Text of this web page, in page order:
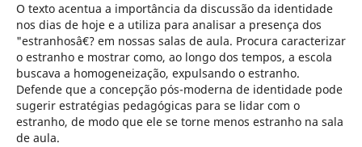
O texto acentua a importância da discussão da identidade
nos dias de hoje e a utiliza para analisar a presença dos
"estranhosâ€? em nossas salas de aula. Procura caracterizar
o estranho e mostrar como, ao longo dos tempos, a escola
buscava a homogeneização, expulsando o estranho.
Defende que a concepção pós-moderna de identidade pode
sugerir estratégias pedagógicas para se lidar com o
estranho, de modo que ele se torne menos estranho na sala
de aula.